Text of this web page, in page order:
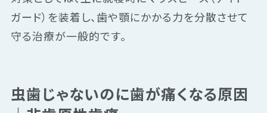
ガード）を装着し、歯や顎にかかる力を分散させて
守る治療が一般的です。
虫歯じゃないのに歯が痛くなる原因